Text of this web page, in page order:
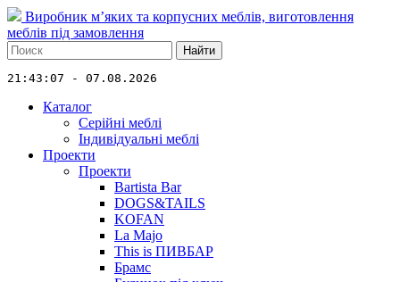
Виробник м’яких та корпусних меблів, виготовлення
меблів під замовлення
Найти
21:43:07 - 07.08.2026
Каталог
Серійні меблі
Індивідуальні меблі
Проекти
Проекти
Bartista Bar
DOGS&TAILS
KOFAN
La Majo
This is ПИВБАР
Брамс